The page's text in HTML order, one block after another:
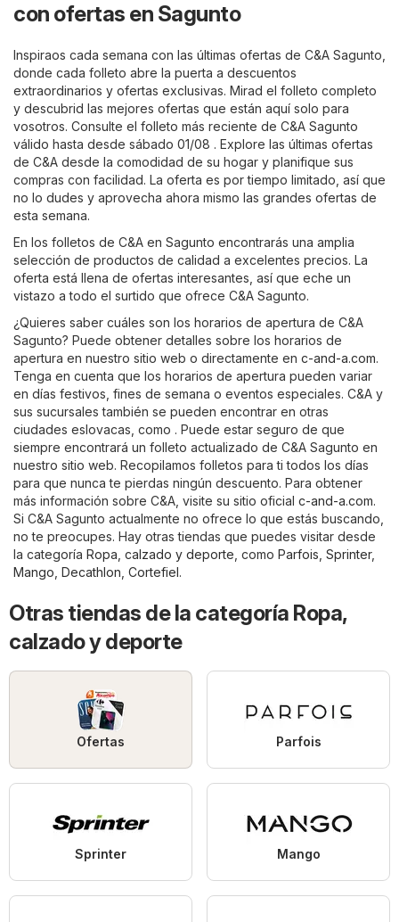
con ofertas en Sagunto
Inspiraos cada semana con las últimas ofertas de C&A Sagunto,
donde cada folleto abre la puerta a descuentos
extraordinarios y ofertas exclusivas. Mirad el folleto completo
y descubrid las mejores ofertas que están aquí solo para
vosotros. Consulte el folleto más reciente de C&A Sagunto
válido hasta desde sábado 01/08 . Explore las últimas ofertas
de C&A desde la comodidad de su hogar y planifique sus
compras con facilidad. La oferta es por tiempo limitado, así que
no lo dudes y aprovecha ahora mismo las grandes ofertas de
esta semana.
En los folletos de C&A en Sagunto encontrarás una amplia
selección de productos de calidad a excelentes precios. La
oferta está llena de ofertas interesantes, así que eche un
vistazo a todo el surtido que ofrece C&A Sagunto.
¿Quieres saber cuáles son los horarios de apertura de C&A
Sagunto? Puede obtener detalles sobre los horarios de
apertura en nuestro sitio web o directamente en c-and-a.com.
Tenga en cuenta que los horarios de apertura pueden variar
en días festivos, fines de semana o eventos especiales. C&A y
sus sucursales también se pueden encontrar en otras
ciudades eslovacas, como . Puede estar seguro de que
siempre encontrará un folleto actualizado de C&A Sagunto en
nuestro sitio web. Recopilamos folletos para ti todos los días
para que nunca te pierdas ningún descuento. Para obtener
más información sobre C&A, visite su sitio oficial c-and-a.com.
Si C&A Sagunto actualmente no ofrece lo que estás buscando,
no te preocupes. Hay otras tiendas que puedes visitar desde
la categoría Ropa, calzado y deporte , como Parfois Sprinter,
Mango Decathlon Cortefiel.
Otras tiendas de la categoría Ropa,
calzado y deporte
Ofertas Parfois
Sprinter Mango